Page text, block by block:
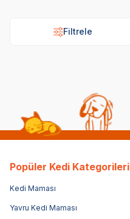
Filtrele
Popüler Kedi Kategorileri
Kedi Maması
Yavru Kedi Maması